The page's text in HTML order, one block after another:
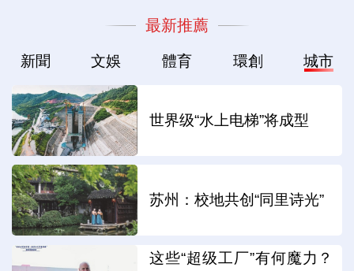
最新推薦
新聞 文娛 體育 環創 城市
世界级“水上电梯”将成型
苏州：校地共创“同里诗光”
这些“超级工厂”有何魔力？